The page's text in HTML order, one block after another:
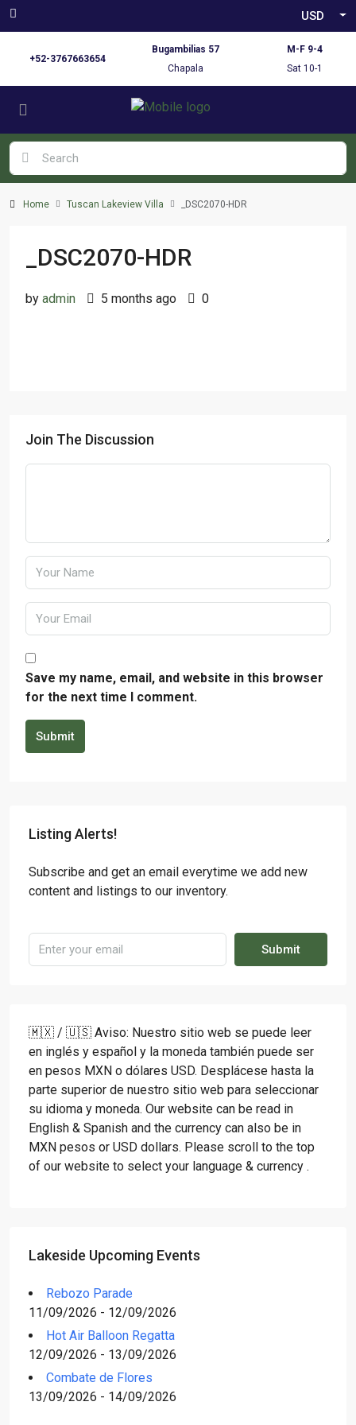
USD
+52-3767663654
Bugambilias 57
Chapala
M-F 9-4
Sat 10-1
Home Tuscan Lakeview Villa _DSC2070-HDR
_DSC2070-HDR
by admin 5 months ago 0
Join The Discussion
Save my name, email, and website in this browser
for the next time I comment.
Submit
Listing Alerts!
Subscribe and get an email everytime we add new
content and listings to our inventory.
Submit
🇲🇽 / 🇺🇸 Aviso: Nuestro sitio web se puede leer
en inglés y español y la moneda también puede ser
en pesos MXN o dólares USD. Desplácese hasta la
parte superior de nuestro sitio web para seleccionar
su idioma y moneda. Our website can be read in
English & Spanish and the currency can also be in
MXN pesos or USD dollars. Please scroll to the top
of our website to select your language & currency .
Lakeside Upcoming Events
Rebozo Parade
11/09/2026 - 12/09/2026
Hot Air Balloon Regatta
12/09/2026 - 13/09/2026
Combate de Flores
13/09/2026 - 14/09/2026